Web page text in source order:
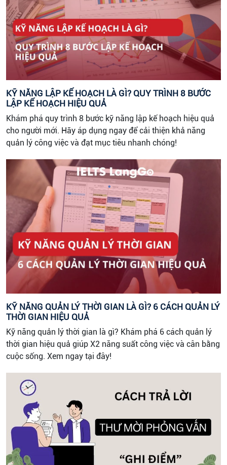
KỸ NĂNG LẬP KẾ HOẠCH LÀ GÌ? QUY TRÌNH 8 BƯỚC
LẬP KẾ HOẠCH HIỆU QUẢ
Khám phá quy trình 8 bước kỹ năng lập kế hoạch hiệu quả
cho người mới. Hãy áp dụng ngay để cải thiện khả năng
quản lý công việc và đạt mục tiêu nhanh chóng!
KỸ NĂNG QUẢN LÝ THỜI GIAN LÀ GÌ? 6 CÁCH QUẢN LÝ
THỜI GIAN HIỆU QUẢ
Kỹ năng quản lý thời gian là gì? Khám phá 6 cách quản lý
thời gian hiệu quả giúp X2 năng suất công việc và cân bằng
cuộc sống. Xem ngay tại đây!